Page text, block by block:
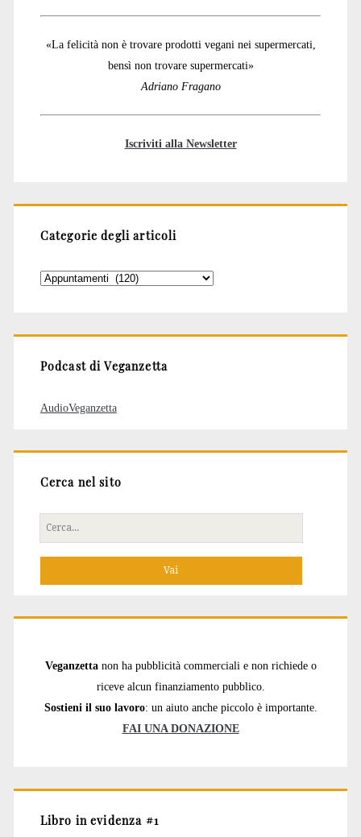
«La felicità non è trovare prodotti vegani nei supermercati,
bensì non trovare supermercati»
Adriano Fragano
Iscriviti alla Newsletter
Categorie degli articoli
Categorie
Podcast di Veganzetta
AudioVeganzetta
Cerca nel sito
Cerca
per:
Veganzetta non ha pubblicità commerciali e non richiede o
riceve alcun finanziamento pubblico.
Sostieni il suo lavoro: un aiuto anche piccolo è importante.
FAI UNA DONAZIONE
Libro in evidenza #1